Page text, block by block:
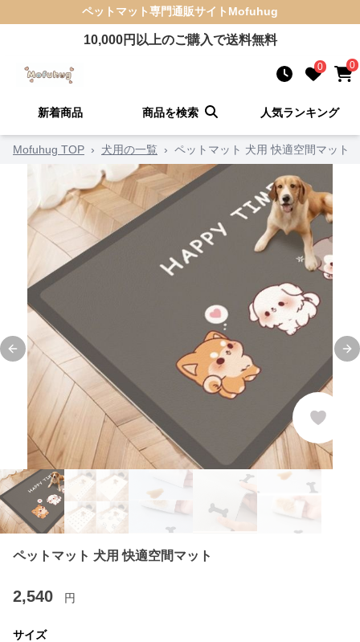
ペットマット専門通販サイト Mofuhug
10,000円以上のご購入で送料無料
0 0
新着商品 商品を検索 人気ランキング
Mofuhug TOP › 犬用の一覧 › ペットマット 犬用 快適空間マット
Previous slide
ペットマット 犬用 快適空間マット
2,540 円
サイズ